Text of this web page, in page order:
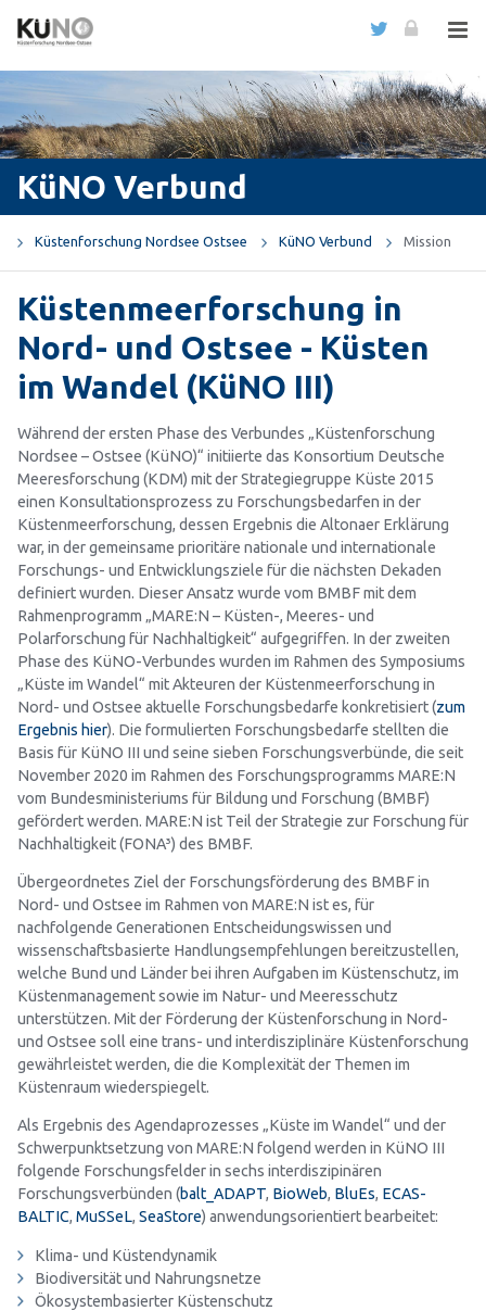
KüNO Verbund
Küstenforschung Nordsee Ostsee KüNO Verbund Mission
Küstenmeerforschung in
Nord- und Ostsee - Küsten
im Wandel (KüNO III)
Während der ersten Phase des Verbundes „Küstenforschung
Nordsee – Ostsee (KüNO)“ initiierte das Konsortium Deutsche
Meeresforschung (KDM) mit der Strategiegruppe Küste 2015
einen Konsultationsprozess zu Forschungsbedarfen in der
Küstenmeerforschung, dessen Ergebnis die Altonaer Erklärung
war, in der gemeinsame prioritäre nationale und internationale
Forschungs- und Entwicklungsziele für die nächsten Dekaden
definiert wurden. Dieser Ansatz wurde vom BMBF mit dem
Rahmenprogramm „MARE:N – Küsten-, Meeres- und
Polarforschung für Nachhaltigkeit“ aufgegriffen. In der zweiten
Phase des KüNO-Verbundes wurden im Rahmen des Symposiums
„Küste im Wandel“ mit Akteuren der Küstenmeerforschung in
Nord- und Ostsee aktuelle Forschungsbedarfe konkretisiert (zum
Ergebnis hier). Die formulierten Forschungsbedarfe stellten die
Basis für KüNO III und seine sieben Forschungsverbünde, die seit
November 2020 im Rahmen des Forschungsprogramms MARE:N
vom Bundesministeriums für Bildung und Forschung (BMBF)
gefördert werden. MARE:N ist Teil der Strategie zur Forschung für
Nachhaltigkeit (FONA³) des BMBF.
Übergeordnetes Ziel der Forschungsförderung des BMBF in
Nord- und Ostsee im Rahmen von MARE:N ist es, für
nachfolgende Generationen Entscheidungswissen und
wissenschaftsbasierte Handlungsempfehlungen bereitzustellen,
welche Bund und Länder bei ihren Aufgaben im Küstenschutz, im
Küstenmanagement sowie im Natur- und Meeresschutz
unterstützen. Mit der Förderung der Küstenforschung in Nord-
und Ostsee soll eine trans- und interdisziplinäre Küstenforschung
gewährleistet werden, die die Komplexität der Themen im
Küstenraum wiederspiegelt.
Als Ergebnis des Agendaprozesses „Küste im Wandel“ und der
Schwerpunktsetzung von MARE:N folgend werden in KüNO III
folgende Forschungsfelder in sechs interdiszipinären
Forschungsverbünden (balt_ADAPT, BioWeb, BluEs, ECAS-
BALTIC, MuSSeL, SeaStore) anwendungsorientiert bearbeitet:
Klima- und Küstendynamik
Biodiversität und Nahrungsnetze
Ökosystembasierter Küstenschutz